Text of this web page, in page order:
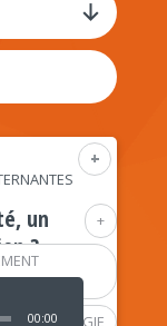
+
+
#PSYCHOLOGIE
un
?
00:00